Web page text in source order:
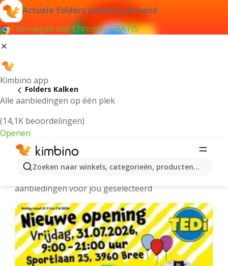
Actuele folders altijd bij de hand
Toevoegen aan Chrome - GRATIS
Kimbino app
Alle aanbiedingen op één plek
(14,1K beoordelingen)
Openen
Zoeken naar winkels, categorieën, producten...
Folders Kalken
Kalken folders online
aanbiedingen voor jou geselecteerd